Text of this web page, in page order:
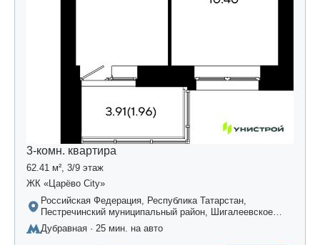
3-комн. квартира
62.41 м², 3/9 этаж
ЖК «Царёво City»
Российская Федерация, Республика Татарстан,
Пестречинский муниципальный район, Шигалеевское
сельское поселение, жилой комплекс «Усадьба
Царево-2», дом 3
Дубравная · 25 мин. на авто